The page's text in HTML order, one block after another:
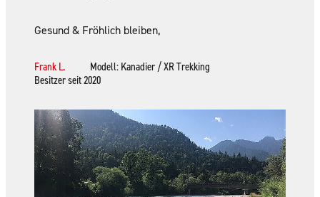
Gesund & Fröhlich bleiben,
Frank L.
Modell: Kanadier / XR Trekking
Besitzer seit 2020